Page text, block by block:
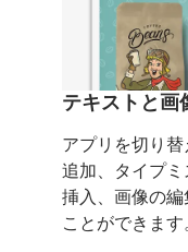
テキストと 画
アプリを切り替
追加、
タイプミ
挿入、 画像の編
ことができます